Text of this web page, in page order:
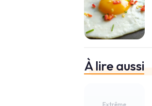
À lire aussi
Extrême